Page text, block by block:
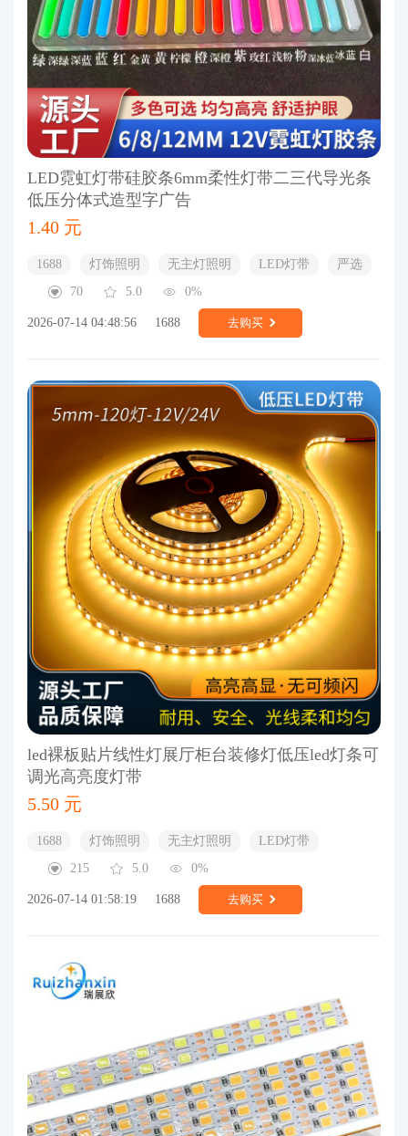
LED霓虹灯带硅胶条6mm柔性灯带二三代导光条
低压分体式造型字广告
1.40 元
1688 灯饰照明 无主灯照明 LED灯带
严选
70
5.0 0%
2026-07-14 04:48:56 1688 去购买
led裸板贴片线性灯展厅柜台装修灯低压led灯条可
调光高亮度灯带
5.50 元
1688 灯饰照明 无主灯照明
LED灯带
215
5.0 0%
2026-07-14 01:58:19 1688 去购买